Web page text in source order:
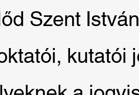
Szent
kutatói